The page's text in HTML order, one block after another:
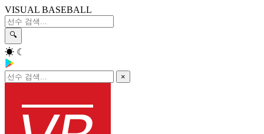
VISUAL BASEBALL
🔍
☀ ☾
×